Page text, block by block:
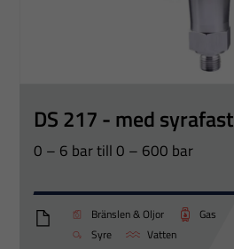
DS 217 - med
0 – 6 bar till 0 – 600 bar
DS217_Eng
Bränslen & Oljor
Gas
Syre
Vatten